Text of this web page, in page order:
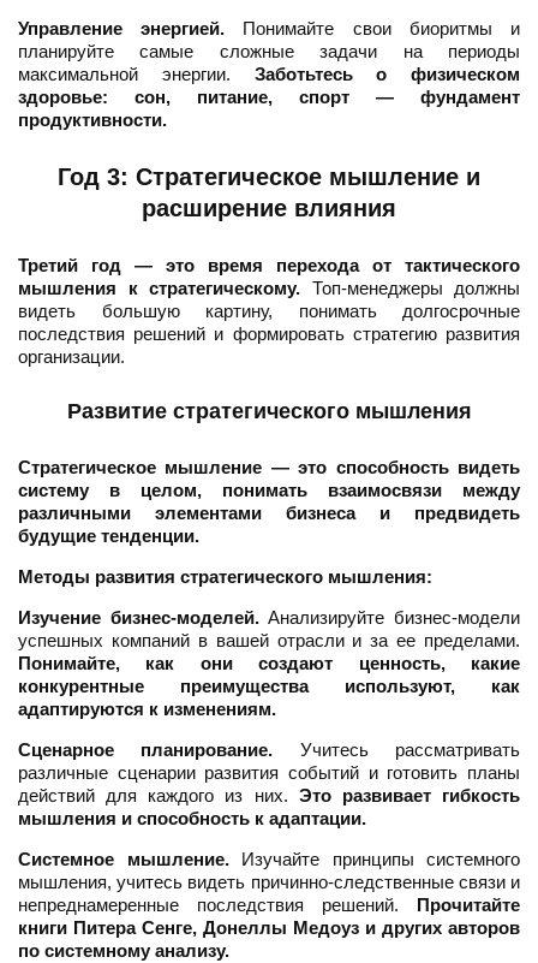
Управление энергией. Понимайте свои биоритмы и
планируйте самые сложные задачи на периоды
максимальной энергии. Заботьтесь о физическом
здоровье: сон, питание, спорт — фундамент
продуктивности.
Год 3: Стратегическое мышление и
расширение влияния
Третий год — это время перехода от тактического
мышления к стратегическому. Топ-менеджеры должны
видеть большую картину, понимать долгосрочные
последствия решений и формировать стратегию развития
организации.
Развитие стратегического мышления
Стратегическое мышление — это способность видеть
систему в целом, понимать взаимосвязи между
различными элементами бизнеса и предвидеть
будущие тенденции.
Методы развития стратегического мышления:
Изучение бизнес-моделей.Анализируйте бизнес-модели
успешных компаний в вашей отрасли и за ее пределами.
Понимайте, как они создают ценность, какие
конкурентные преимущества используют, как
адаптируются к изменениям.
Сценарное планирование. Учитесь рассматривать
различные сценарии развития событий и готовить планы
действий для каждого из них. Это развивает гибкость
мышления и способность к адаптации.
Системное мышление.Изучайте принципы системного
мышления, учитесь видеть причинно-следственные связи и
непреднамеренные последствия решений. Прочитайте
книги Питера Сенге, Донеллы Медоуз и других авторов
по системному анализу.